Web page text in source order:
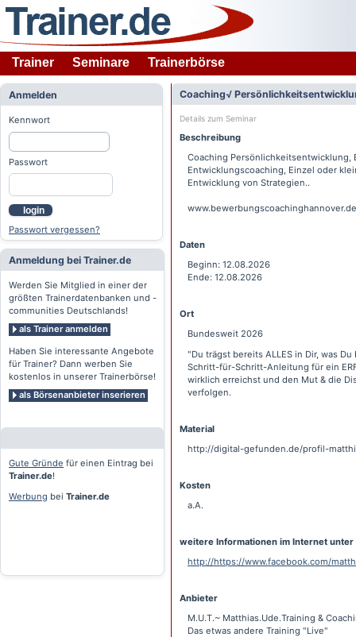
Trainer Seminare Trainerbörse
Anmelden
Kennwort
Passwort
login
Passwort vergessen?
Anmeldung bei Trainer.de
Werden Sie Mitglied in einer der
größten Trainerdatenbanken und -
communities Deutschlands!
als Trainer anmelden
Haben Sie interessante Angebote
für Trainer? Dann werben Sie
kostenlos in unserer Trainerbörse!
als Börsenanbieter inserieren
Gute Gründe für einen Eintrag bei
Trainer.de!
Werbung bei Trainer.de
Coaching√
Details zum Seminar
Beschreibung
Coaching Persönlichkeitsentwicklung,
Entwicklungscoaching, Einzel oder
Entwicklung von Strategien..
Daten
Beginn: 12.08.2026
Ende: 12.08.2026
Ort
Bundesweit 2026
"Du trägst bereits ALLES in Dir, was
Schritt-für-Schritt-Anleitung für ein
wirklich erreichst und den Mut & die
verfolgen.
Material
http://digital-gefunden.de/profil-
Kosten
a.A.
weitere Informationen im Internet unter
http://https://www.facebook.com/
Anbieter
M.U.T.~ Matthias.Ude.Training &
Das etwas andere Training "Live"